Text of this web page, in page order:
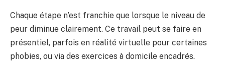
Chaque étape n’est franchie que lorsque le niveau de
peur diminue clairement. Ce travail peut se faire en
présentiel, parfois en réalité virtuelle pour certaines
phobies, ou via des exercices à domicile encadrés.